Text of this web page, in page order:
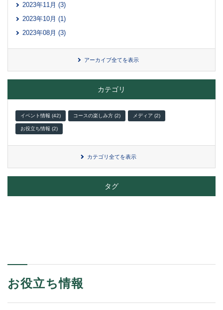
2023年11月 (3)
2023年10月 (1)
2023年08月 (3)
アーカイブ全てを表示
カテゴリ
イベント情報 (42) コースの楽しみ方 (2) メディア (2)
お役立ち情報 (2)
カテゴリ全てを表示
タグ
お役立ち情報